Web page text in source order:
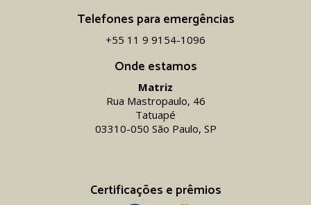
Onde estamos
Matriz
Rua Mastropaulo, 46
Tatuapé
03310-050 São Paulo, SP
Certificações e prêmios
Telefones para emergências
+55 11 9 9154-1096‬